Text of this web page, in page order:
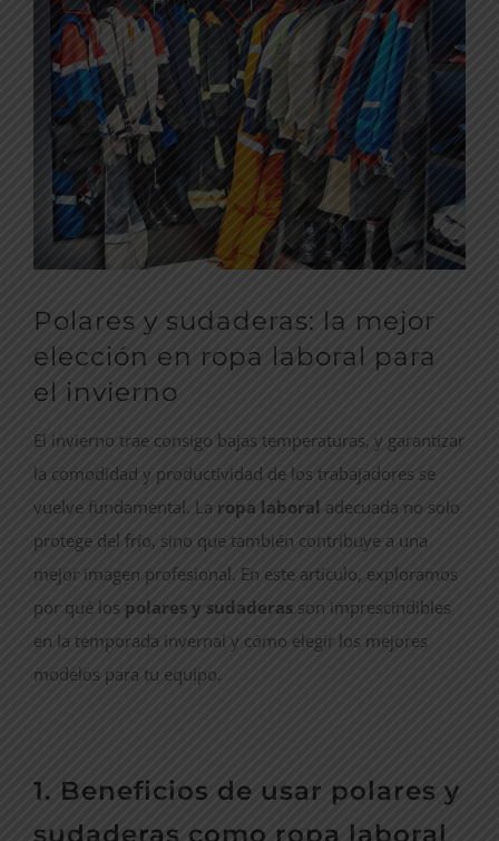
imagen
más
grande
Polares y sudaderas: la mejor
elección en ropa laboral para
el invierno
El invierno trae consigo bajas temperaturas, y garantizar
la comodidad y productividad de los trabajadores se
vuelve fundamental. La ropa laboral adecuada no solo
protege del frío, sino que también contribuye a una
mejor imagen profesional. En este artículo, exploramos
por qué los polares y sudaderas son imprescindibles
en la temporada invernal y cómo elegir los mejores
modelos para tu equipo.
1. Beneficios de usar polares y
sudaderas como ropa laboral